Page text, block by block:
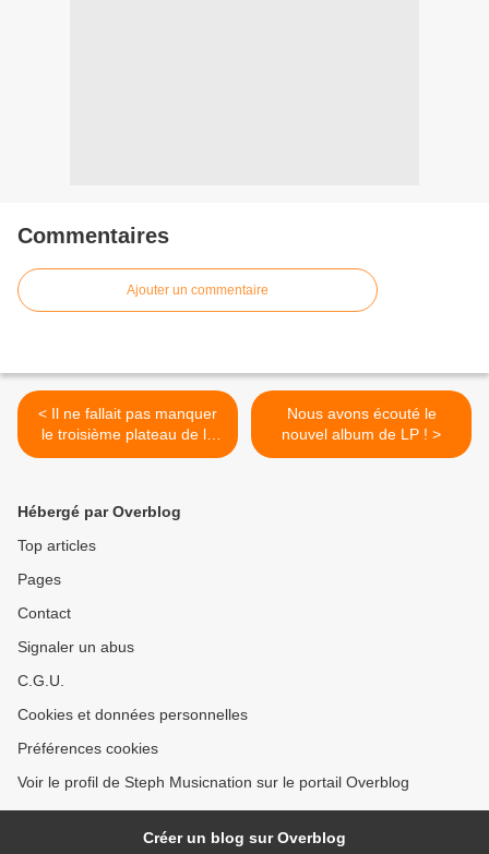
Commentaires
Ajouter un commentaire
< Il ne fallait pas manquer
le troisième plateau de la
saison 2018/2019 de La
Nous avons écouté le
nouvel album de LP ! >
Hébergé par Overblog
Top articles
Pages
Contact
Signaler un abus
C.G.U.
Cookies et données personnelles
Préférences cookies
Voir le profil de Steph Musicnation sur le portail Overblog
Créer un blog sur Overblog